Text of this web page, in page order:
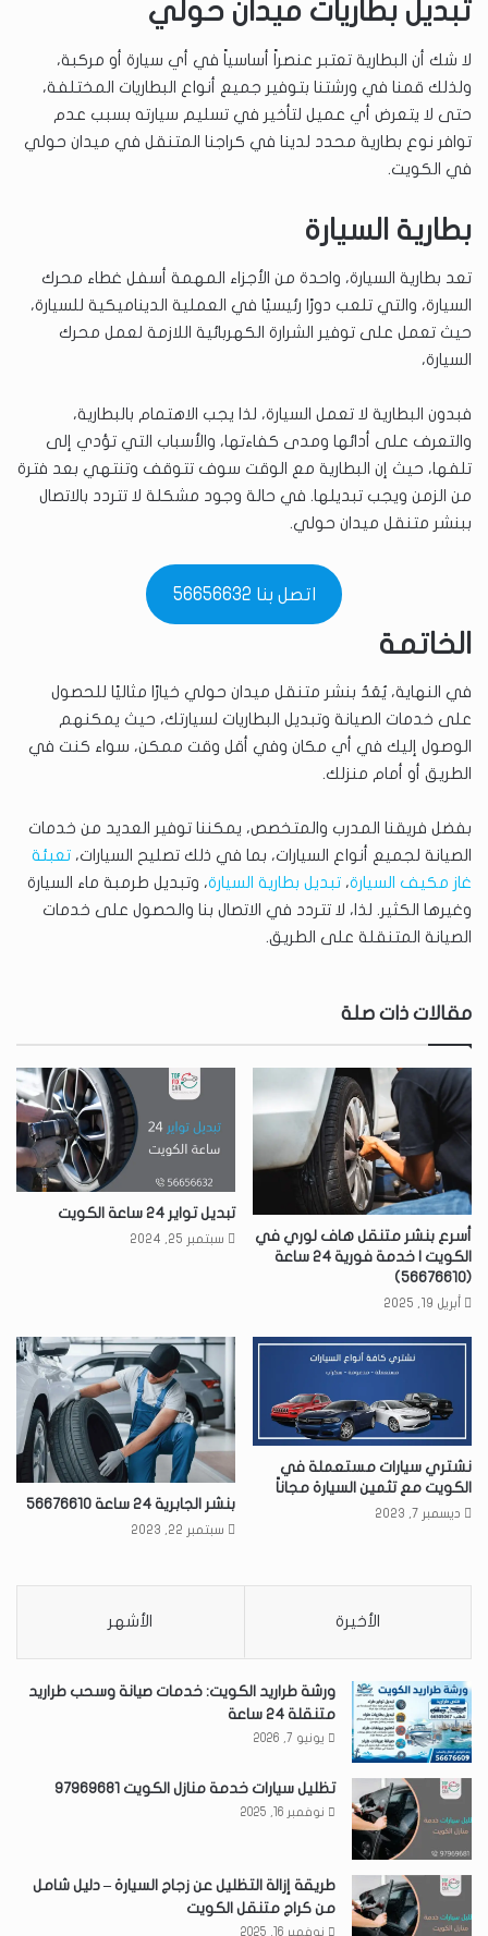
تبديل بطاريات ميدان حولي
لا شك أن البطارية تعتبر عنصراً أساسياً في أي سيارة أو مركبة،
ولذلك قمنا في ورشتنا بتوفير جميع أنواع البطاريات المختلفة،
حتى لا يتعرض أي عميل لتأخير في تسليم سيارته بسبب عدم
توافر نوع بطارية محدد لدينا في كراجنا المتنقل في ميدان حولي
في الكويت.
بطارية السيارة
تعد بطارية السيارة، واحدة من الأجزاء المهمة أسفل غطاء محرك
السيارة، والتي تلعب دورًا رئيسيًا في العملية الديناميكية للسيارة،
حيث تعمل على توفير الشرارة الكهربائية اللازمة لعمل محرك
السيارة،
فبدون البطارية لا تعمل السيارة، لذا يجب الاهتمام بالبطارية،
والتعرف على أدائها ومدى كفاءتها، والأسباب التي تؤدي إلى
تلفها، حيث إن البطارية مع الوقت سوف تتوقف وتنتهي بعد فترة
من الزمن ويجب تبديلها. في حالة وجود مشكلة لا تتردد بالاتصال
ببنشر متنقل ميدان حولي.
اتصل بنا 56656632
الخاتمة
في النهاية، يُعَدُ بنشر متنقل ميدان حولي خيارًا مثاليًا للحصول
على خدمات الصيانة وتبديل البطاريات لسيارتك، حيث يمكنهم
الوصول إليك في أي مكان وفي أقل وقت ممكن، سواء كنت في
الطريق أو أمام منزلك.
بفضل فريقنا المدرب والمتخصص، يمكننا توفير العديد من خدمات
الصيانة لجميع أنواع السيارات، بما في ذلك تصليح السيارات، تعبئة
غاز مكيف السيارة، تبديل بطارية السيارة، وتبديل طرمبة ماء السيارة
وغيرها الكثير. لذا، لا تتردد في الاتصال بنا والحصول على خدمات
الصيانة المتنقلة على الطريق.
مقالات ذات صلة
أسرع بنشر متنقل هاف لوري في
الكويت | خدمة فورية 24 ساعة
(56676610)
أبريل 19, 2025
تبديل تواير 24 ساعة الكويت
سبتمبر 25, 2024
نشتري سيارات مستعملة في
الكويت مع تثمين السيارة مجاناً
ديسمبر 7, 2023
بنشر الجابرية 24 ساعة 56676610
سبتمبر 22, 2023
الأخيرة الأشهر
ورشة طراريد الكويت: خدمات صيانة وسحب طراريد
متنقلة 24 ساعة
يونيو 7, 2026
تظليل سيارات خدمة منازل الكويت 97969681
نوفمبر 16, 2025
طريقة إزالة التظليل عن زجاج السيارة – دليل شامل
من كراج متنقل الكويت
نوفمبر 16, 2025